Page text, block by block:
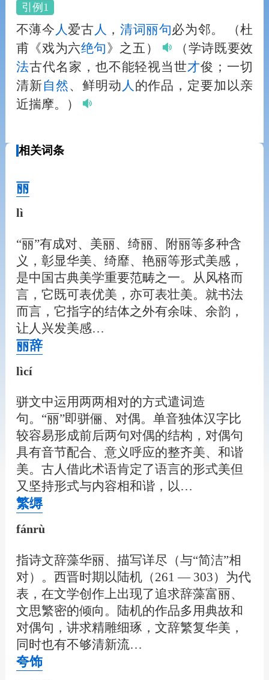
引例1
不薄今 人 爱古 人 ， 清词 丽句必为邻。
（杜
甫《戏为六绝句 》之五）
（学诗既要效
法古代名家，也不能轻视当世才俊；一切
清新自然、鲜明动 人 的作品，定要加以亲
近揣摩。）
相关词条
丽
lì
“丽”有成对、美丽、绮丽、附丽等多种含
义，彰显华美、绮靡、艳丽等形式美感，
是中国古典美学重要范畴之一。从风格而
言，它既可表优美，亦可表壮美。就书法
而言，它指字的结体之外有余味、余韵，
让人兴发美感…
丽辞
lìcí
骈文中运用两两相对的方式遣词造
句。“丽”即骈俪、对偶。单音独体汉字比
较容易形成前后两句对偶的结构，对偶句
具有音节配合、意义呼应的整齐美、和谐
美。古人借此术语肯定了语言的形式美但
又坚持形式与内容相和谐，以…
繁缛
fánrù
指诗文辞藻华丽、描写详尽（与“简洁”相
对）。西晋时期以陆机（261 — 303）为代
表，在文学创作上出现了追求辞藻富丽、
文思繁密的倾向。陆机的作品多用典故和
对偶句，讲求精雕细琢，文辞繁复华美，
同时也有不够清新流…
夸饰